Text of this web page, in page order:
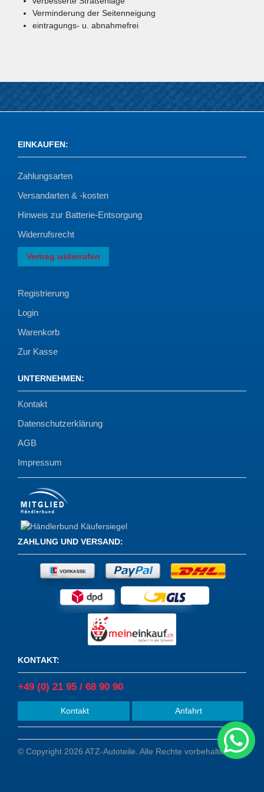
Verminderung der Seitenneigung
eintragungs- u. abnahmefrei
EINKAUFEN:
Zahlungsarten
Versandarten & -kosten
Hinweis zur Batterie-Entsorgung
Widerrufsrecht
Vertrag widerrufen
Registrierung
Login
Warenkorb
Zur Kasse
UNTERNEHMEN:
Kontakt
Datenschutzerklärung
AGB
Impressum
ZAHLUNG UND VERSAND:
KONTAKT:
+49 (0) 21 95 / 68 90 90
Kontakt Anfahrt
© Copyright 2026 ATZ-Autoteile. Alle Rechte vorbehalten.